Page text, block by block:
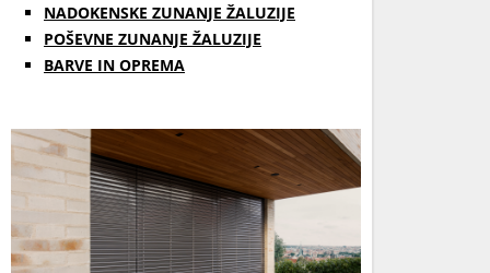
NADOKENSKE ZUNANJE ŽALUZIJE
POŠEVNE ZUNANJE ŽALUZIJE
BARVE IN OPREMA